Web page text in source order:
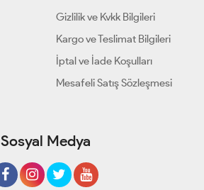
Gizlilik ve Kvkk Bilgileri
Kargo ve Teslimat Bilgileri
İptal ve İade Koşulları
Mesafeli Satış Sözleşmesi
Sosyal Medya